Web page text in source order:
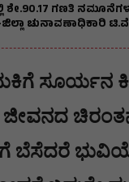
ಶೇ.90.17 ಗಣತಿ
ಚುನಾವಣಾಧಿಕಾರಿ
ಸೂರ್ಯನ
ಬೆಸೆದರೆ